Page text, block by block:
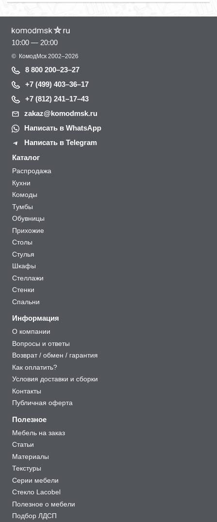
10:00 — 20:00
© КомодМск 2002–2026
8 800 200–23–27
+7 (499) 403–36–17
+7 (812) 241–17–43
zakaz@komodmsk.ru
Написать в WhatsApp
Написать в Telegram
Каталог
Распродажа
Кухни
Комоды
Тумбы
Обувницы
Прихожие
Столы
Стулья
Шкафы
Стеллажи
Стенки
Спальни
Информация
О компании
Вопросы и ответы
Возврат / обмен / гарантия
Как оплатить?
Условия доставки и сборки
Контакты
Публичная оферта
Полезное
Мебель на заказ
Статьи
Материалы
Текстуры
Серии мебели
Стекло Lacobel
Полезное о мебели
Подбор ЛДСП